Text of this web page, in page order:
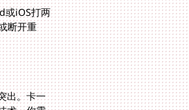
或iOS打两
断开重
出。卡一
指标：稳定无限流量保障和智能流量分流技术。你需
过独享带宽能确保数据传输一路畅通，避免共享带宽